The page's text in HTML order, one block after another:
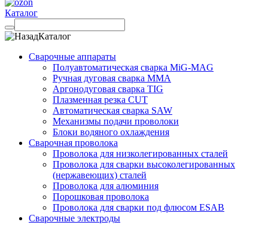
Каталог
Каталог
Сварочные аппараты
Полуавтоматическая сварка MiG-MAG
Ручная дуговая сварка MMA
Аргонодуговая сварка TIG
Плазменная резка CUT
Автоматическая сварка SAW
Механизмы подачи проволоки
Блоки водяного охлаждения
Сварочная проволока
Проволока для низколегированных сталей
Проволока для сварки высоколегированных
(нержавеющих) сталей
Проволока для алюминия
Порошковая проволока
Проволока для сварки под флюсом ESAB
Сварочные электроды